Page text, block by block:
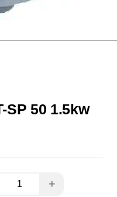
SP 50 1.5kw
+